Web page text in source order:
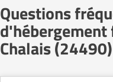
Questions
d'hébergement
Chalais (24490)